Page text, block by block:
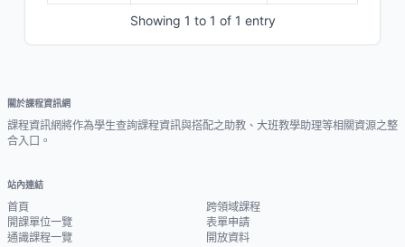
Showing 1 to 1 of 1 entry
關於課程資訊網
課程資訊網將作為學生查詢課程資訊與搭配之助教、大班教學助理等相關資源之整
合入口。
站內連結
首頁
開課單位一覽
通識課程一覽
跨領域課程
表單申請
開放資料